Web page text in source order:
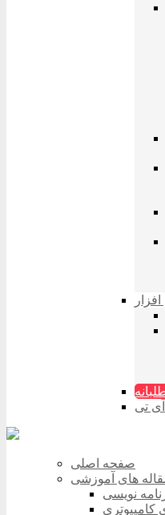
آی تی
صفحه اصلی
های آموزشی
نویسی
کامپیوتری